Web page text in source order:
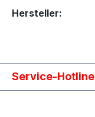
Hersteller:
Service-Hotline